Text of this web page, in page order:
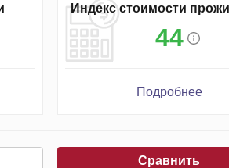
Индекс стоимости
44
Подробнее
Сравнить